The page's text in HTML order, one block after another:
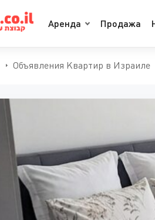
Аренда Продажа
Объявления Квартир в Израиле